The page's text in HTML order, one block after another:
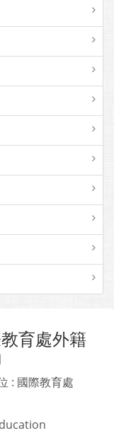
育處外籍
: 國際教育處